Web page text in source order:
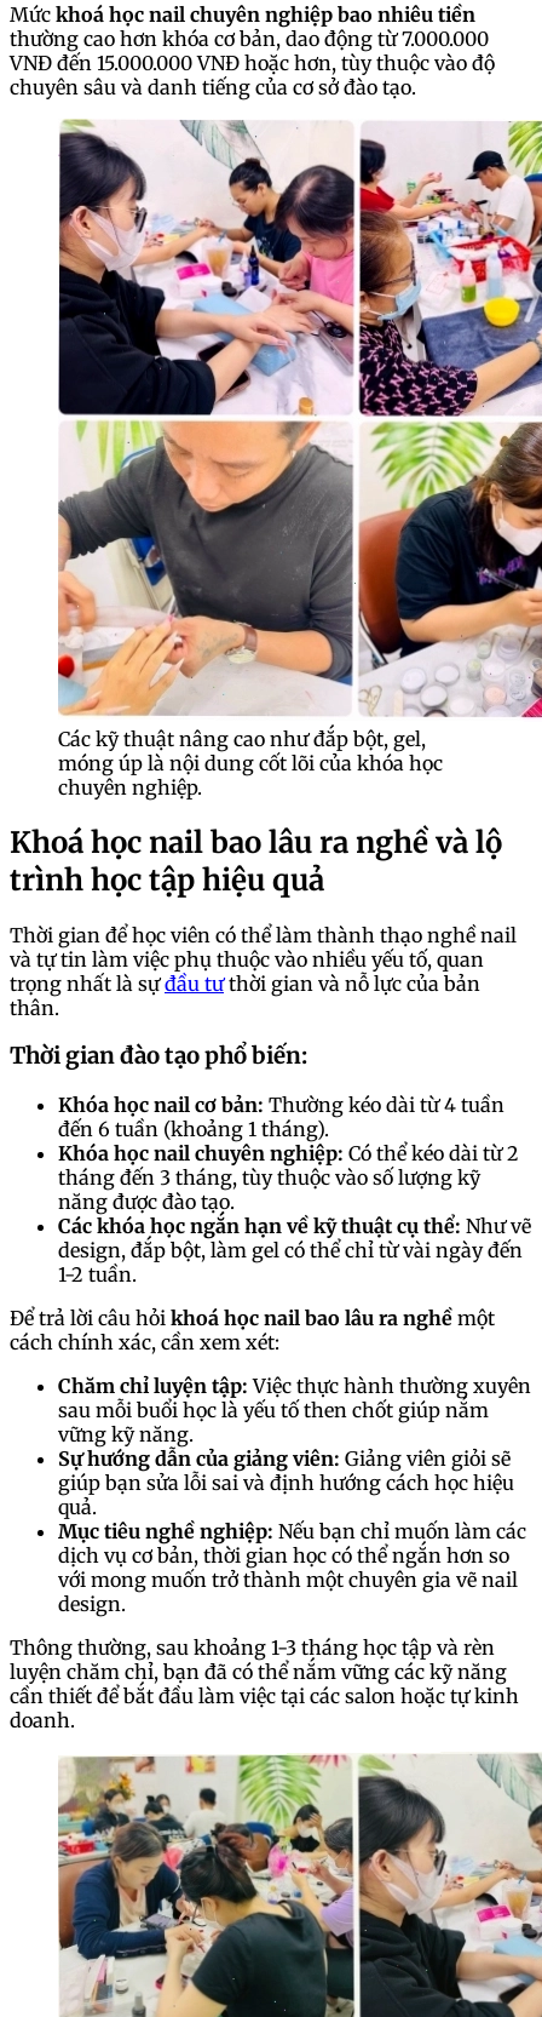
Mức khoá học nail chuyên nghiệp bao nhiêu tiền
thường cao hơn khóa cơ bản, dao động từ 7.000.000
VNĐ đến 15.000.000 VNĐ hoặc hơn, tùy thuộc vào độ
chuyên sâu và danh tiếng của cơ sở đào tạo.
Các kỹ thuật nâng cao như đắp bột, gel,
móng úp là nội dung cốt lõi của khóa học
chuyên nghiệp.
Khoá học nail bao lâu ra nghề và lộ
trình học tập hiệu quả
Thời gian để học viên có thể làm thành thạo nghề nail
và tự tin làm việc phụ thuộc vào nhiều yếu tố, quan
trọng nhất là sựđầu tưthời gian và nỗ lực của bản
thân.
Thời gian đào tạo phổ biến:
Khóa học nail cơ bản: Thường kéo dài từ 4 tuần
đến 6 tuần (khoảng 1 tháng).
Khóa học nail chuyên nghiệp: Có thể kéo dài từ 2
tháng đến 3 tháng, tùy thuộc vào số lượng kỹ
năng được đào tạo.
Các khóa học ngắn hạn về kỹ thuật cụ thể: Như vẽ
design, đắp bột, làm gel có thể chỉ từ vài ngày đến
1-2 tuần.
Để trả lời câu hỏi khoá học nail bao lâu ra nghề một
cách chính xác, cần xem xét:
Chăm chỉ luyện tập: Việc thực hành thường xuyên
sau mỗi buổi học là yếu tố then chốt giúp nắm
vững kỹ năng.
Sự hướng dẫn của giảng viên: Giảng viên giỏi sẽ
giúp bạn sửa lỗi sai và định hướng cách học hiệu
quả.
Mục tiêu nghề nghiệp: Nếu bạn chỉ muốn làm các
dịch vụ cơ bản, thời gian học có thể ngắn hơn so
với mong muốn trở thành một chuyên gia vẽ nail
design.
Thông thường, sau khoảng 1-3 tháng học tập và rèn
luyện chăm chỉ, bạn đã có thể nắm vững các kỹ năng
cần thiết để bắt đầu làm việc tại các salon hoặc tự kinh
doanh.